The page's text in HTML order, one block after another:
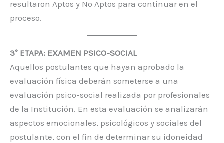
resultaron Aptos y No Aptos para continuar en el
proceso.
3° ETAPA: EXAMEN PSICO-SOCIAL
Aquellos postulantes que hayan aprobado la
evaluación física deberán someterse a una
evaluación psico-social realizada por profesionales
de la Institución. En esta evaluación se analizarán
aspectos emocionales, psicológicos y sociales del
postulante, con el fin de determinar su idoneidad